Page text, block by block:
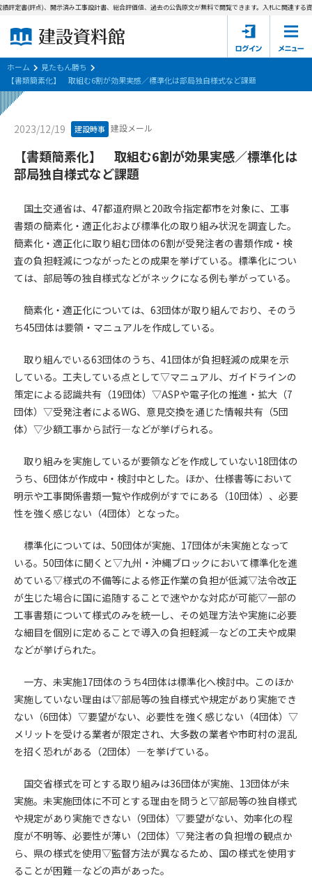
建設資料館とは
東京都の入札資料
国土交通省の入札資料
見たもん勝ち
会員登録について
サポーター会員一覧
会社概要 お問い合わせ
個人情報保護方針
会員規約
定書(評点)、開示済み工事設計書、総合評価値、過去の公告原文が無料で閲覧できます。入札に関連する資
ホーム
見たもん勝ち
【書類簡素化】 取組む6割が効果実感／標準化は部局独自様式など課題
2023/12/19 建設時事 建設メール
【書類簡素化】 取組む6割が効果実感／標準化は
部局独自様式など課題
国土交通省は、47都道府県と20政令指定都市を対象に、工事
書類の簡素化・適正化および標準化の取り組み状況を調査した。
簡素化・適正化に取り組む団体の6割が受発注者の書類作成・検
査の負担軽減につながったとの成果を挙げている。標準化につい
ては、部局等の独自様式などがネックになる例も挙がっている。
簡素化・適正化については、63団体が取り組んでおり、そのう
ち45団体は要領・マニュアルを作成している。
取り組んでいる63団体のうち、41団体が負担軽減の成果を示
している。工夫している点として▽マニュアル、ガイドラインの
策定による認識共有（19団体）▽ASPや電子化の推進・拡大（7
団体）▽受発注者によるWG、意見交換を通じた情報共有（5団
体）▽少額工事から試行―などが挙げられる。
取り組みを実施しているが要領などを作成していない18団体の
うち、6団体が作成中・検討中とした。ほか、仕様書等において
明示や工事関係書類一覧や作成例がすでにある（10団体）、必要
性を強く感じない（4団体）となった。
標準化については、50団体が実施、17団体が未実施となって
いる。50団体に聞くと▽九州・沖縄ブロックにおいて標準化を進
めている▽様式の不備等による修正作業の負担が低減▽法令改正
が生じた場合に国に追随することで速やかな対応が可能▽一部の
工事書類について様式のみを統一し、その処理方法や実施に必要
な細目を個別に定めることで導入の負担軽減―などの工夫や成果
などが挙げられた。
一方、未実施17団体のうち4団体は標準化へ検討中。このほか
実施していない理由は▽部局等の独自様式や規定があり実施でき
ない（6団体）▽要望がない、必要性を強く感じない（4団体）▽
メリットを受ける業者が限定され、大多数の業者や市町村の混乱
を招く恐れがある（2団体）―を挙げている。
国交省様式を可とする取り組みは36団体が実施、13団体が未
実施。未実施団体に不可とする理由を問うと▽部局等の独自様式
や規定があり実施できない（9団体）▽要望がない、効率化の程
度が不明等、必要性が薄い（2団体）▽発注者の負担増の観点か
ら、県の様式を使用▽監督方法が異なるため、国の様式を使用す
ることが困難―などの声があった。
第1条（規約の目的）
会員サービスの利用条件等について定めるものです。
2. 管理者が建設資料館WEB上で随時掲載するルールは本規約の
一部を構成するものとします。
第2条（規約の変更）
本規約は、会員の了承を得ることなく、随時変更されることが
ちに全ての会員が了承したものとみなします。
会員とは、本規約を承諾の上、所定の会員申込手続きを完了
後、管理者がこれを承認した者をいいます。
第4条（会員の定義と登録）
1. 管理者は前条により審査の結果、会員申込みをした者が以下
の何れかの項目に該当することがわかった場合、その者の会
(1) 会員申し込みをした者が実在しなかった場合
(2) 本規約に違反した場合/li>
(3) 会員申し込みの際、申告事項に虚偽があった場合
(4) 会員申込者が管理者所定の手続き通りに会員申込手続き処
(5) その他管理者が会員とすることを不適当と判断した場合
2. 管理者は承認後であっても承認した会員が前項の何れかに該
当することが判明した場合、会員資格を取り消すことがあり
ます。
第5条（IDおよびパスワードの管理）
1. 会員は申込の際に管理者が発行したIDおよびパスワードの使
用および管理について責任を負うものとします。
その他形態を問わず、第三者に利用させることはできませ
ん。
3. 会員は、IDおよびパスワードの管理不十分、使用上の過誤、
第三者（他の会員を含む）の使用等による損害について責任
を負うものとし、管理者は一切責任を負いません。
第6条（会員の禁止事項）
1. 会員は建設資料館WEB上で以下の行為をしないものとしま
す。
(1) 第三者または管理者の著作権、その他知的所有権を侵害す
る行為
(2) 第三者または管理者の財産、プライバシー等を侵害する行